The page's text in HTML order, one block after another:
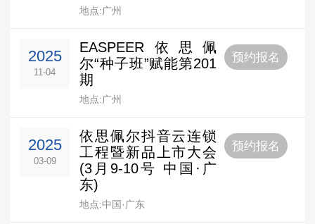
地点:广州
2025
11-04
EASPEER依思佩
尔“种子班”赋能第201
期
地点:广州
预约报名
2025
03-09
依思佩尔抖音云连锁
工程暨新品上市大会
(3月9-10号 中国·广
东)
地点:中国·广东
预约报名